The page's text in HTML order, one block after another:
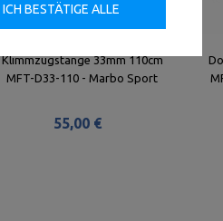
Klimmzugstange 33mm 110cm
MFT-D33-110 - Marbo Sport
55,00 €
ICH BESTÄTIGE ALLE